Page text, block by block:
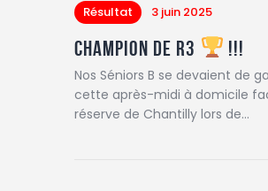
Résultat 3 juin 2025
CHAMPION de R3 !!!
Nos Séniors B se devaient de
cette après-midi à domicile
réserve de Chantilly lors de…